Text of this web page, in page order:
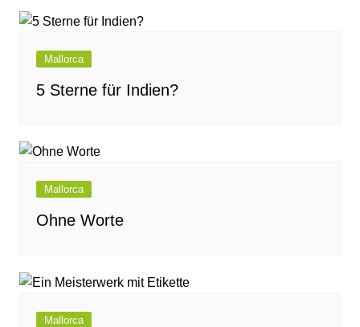
Mallorca
5 Sterne für Indien?
Mallorca
Ohne Worte
Mallorca